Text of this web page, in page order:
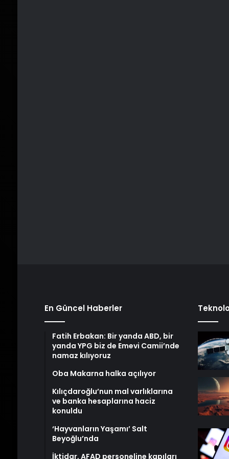
En Güncel Haberler
Fatih Erbakan: Bir yanda ABD, bir
yanda YPG biz de Emevi Camii’nde
namaz kılıyoruz
Oba Makarna halka açılıyor
Kılıçdaroğlu’nun mal varlıklarına
ve banka hesaplarına haciz
konuldu
‘Hayvanların Yaşamı’ Salt
Beyoğlu’nda
İktidar, AFAD personeline kapıları